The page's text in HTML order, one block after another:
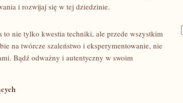
i rozwijaj się w tej dziedzinie.
​to⁢ nie tylko kwestia techniki, ale przede wszystkim
na ​twórcze szaleństwo i eksperymentowanie, nie
Bądź odważny i autentyczny w ‍swoim